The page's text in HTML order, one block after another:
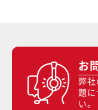
お
弊
題
い。